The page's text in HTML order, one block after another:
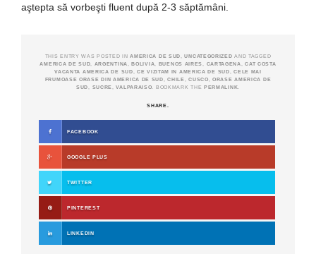
aştepta să vorbeşti fluent după 2-3 săptămâni.
THIS ENTRY WAS POSTED INAMERICA DE SUD ,UNCATEGORIZED AND TAGGED
AMERICA DE SUD
ARGENTINA ,BOLIVIA BUENOS AIRES CARTAGENA ,CAT COSTA
VACANTA AMERICA DE SUD ,CE VIZITAM IN AMERICA DE SUD ,CELE MAI
FRUMOASE ORASE DIN AMERICA DE SUD
,CHILE ,CUSCO ,ORASE AMERICA DE
SUD
SUCRE ,VALPARAISO . BOOKMARK THE PERMALINK
SHARE.
FACEBOOK
GOOGLE PLUS
TWITTER
PINTEREST
LINKEDIN